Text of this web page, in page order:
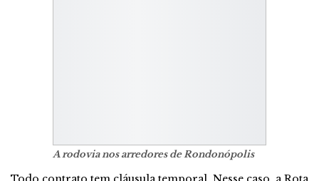
A rodovia nos arredores de Rondonópolis